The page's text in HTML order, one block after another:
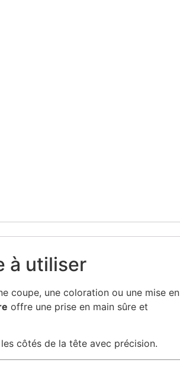
à utiliser
coupe, une coloration ou une mise en
offre une prise en main sûre et
côtés de la tête avec précision.